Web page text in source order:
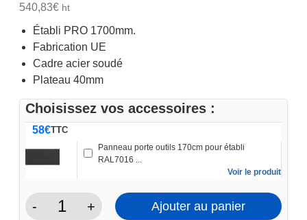
initial
540,83€ht
Établi PRO 1700mm.
Fabrication UE
Cadre acier soudé
Plateau 40mm
Choisissez vos accessoires :
Panneau porte outils 170cm pour établi
RAL7016 ...
Voir le produit
58€TTC
-
quantité
+ Ajouter au panier